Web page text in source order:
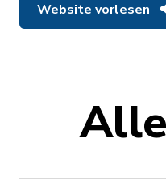
Website vorlesen